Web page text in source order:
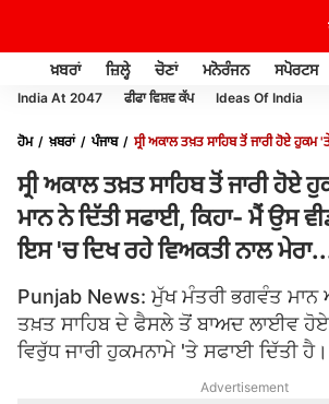
ਖ਼ਬਰਾਂ ਜ਼ਿਲ੍ਹੇ ਚੋਣਾਂ ਮਨੋਰੰਜਨ ਸਪੋਰਟਸ
India At 2047 ਫੀਫਾ ਵਿਸ਼ਵ ਕੱਪ Ideas Of India
ਹੋਮ ਖ਼ਬਰਾਂ ਪੰਜਾਬ
ਸ੍ਰੀ ਅਕਾਲ ਤਖ਼ਤ ਸਾਹਿਬ ਤੋਂ ਜਾਰੀ ਹੋਏ ਹੁਕਮ
ਸ੍ਰੀ ਅਕਾਲ ਤਖ਼ਤ ਸਾਹਿਬ ਤੋਂ ਜਾਰੀ ਹੋਏ
ਮਾਨ ਨੇ ਦਿੱਤੀ ਸਫਾਈ, ਕਿਹਾ- ਮੈਂ ਉਸ
ਇਸ 'ਚ ਦਿਖ ਰਹੇ ਵਿਅਕਤੀ ਨਾਲ
Punjab News: ਮੁੱਖ ਮੰਤਰੀ ਭਗਵੰਤ ਮਾਨ
ਤਖ਼ਤ ਸਾਹਿਬ ਦੇ ਫੈਸਲੇ ਤੋਂ ਬਾਅਦ ਲਾਈਵ
ਵਿਰੁੱਧ ਜਾਰੀ ਹੁਕਮਨਾਮੇ 'ਤੇ ਸਫਾਈ ਦਿੱਤੀ ਹੈ।
Advertisement